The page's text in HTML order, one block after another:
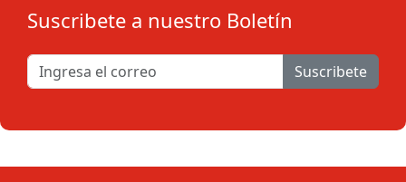
Suscribete a nuestro Boletín
Suscribete